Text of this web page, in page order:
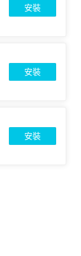
安裝
安裝
安裝